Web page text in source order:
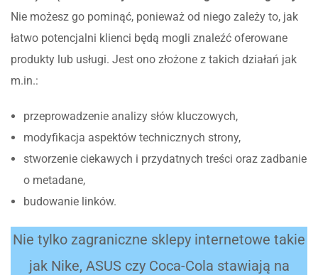
Nie możesz go pominąć, ponieważ od niego zależy to, jak
łatwo potencjalni klienci będą mogli znaleźć oferowane
produkty lub usługi. Jest ono złożone z takich działań jak
m.in.:
przeprowadzenie analizy słów kluczowych,
modyfikacja aspektów technicznych strony,
stworzenie ciekawych i przydatnych treści oraz zadbanie
o metadane,
budowanie linków.
Nie tylko zagraniczne sklepy internetowe takie
jak Nike, ASUS czy Coca-Cola stawiają na